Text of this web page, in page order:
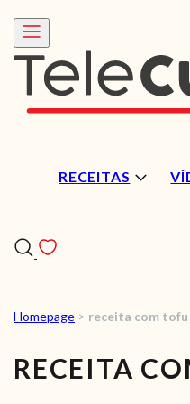
RECEITAS
Homepage > receita com tofu
RECEITA